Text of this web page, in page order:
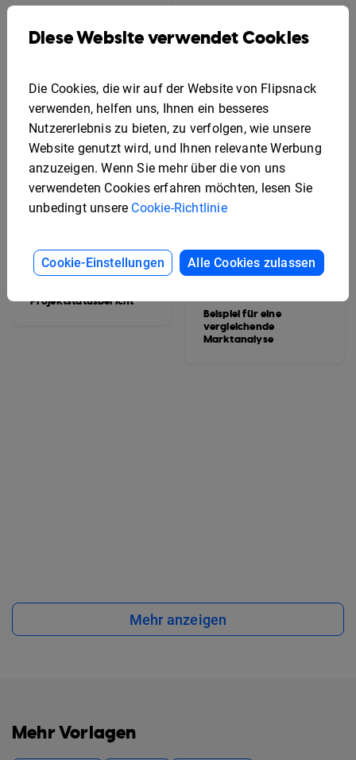
Beispiel für einen
Projektstatusbericht
Immobilienverwaltungs
Beispiel für eine
vergleichende
Marktanalyse
Mehr anzeigen
Mehr Vorlagen
Diese Website verwendet Cookies
Die Cookies, die wir auf der Website von Flipsnack
verwenden, helfen uns, Ihnen ein besseres
Nutzererlebnis zu bieten, zu verfolgen, wie unsere
Website genutzt wird, und Ihnen relevante Werbung
anzuzeigen. Wenn Sie mehr über die von uns
verwendeten Cookies erfahren möchten, lesen Sie
unbedingt unsere Cookie-Richtlinie
Cookie-Einstellungen Alle Cookies zulassen